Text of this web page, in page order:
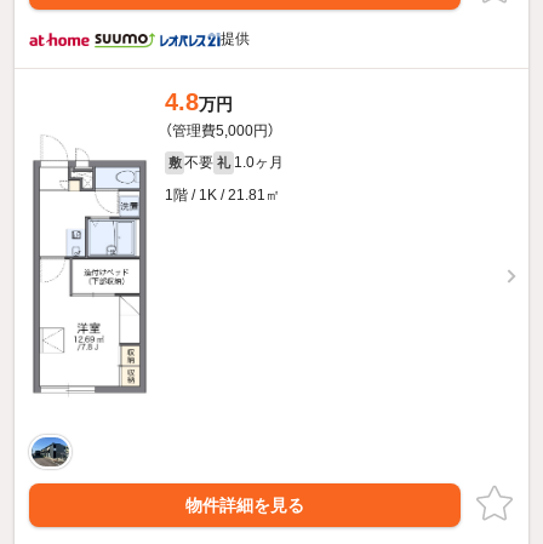
提供
4.8万円
（管理費5,000円）
敷 不要 礼 1.0ヶ月
1階 / 1K / 21.81㎡
物件詳細を見る